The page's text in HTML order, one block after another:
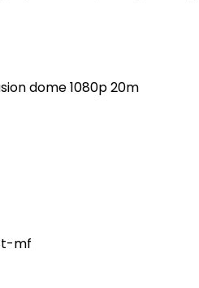
dome 1080p 20m
mf